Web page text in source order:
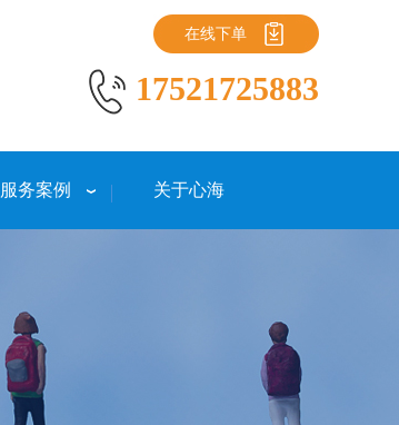
在线下单
17521725883
服务案例 关于心海